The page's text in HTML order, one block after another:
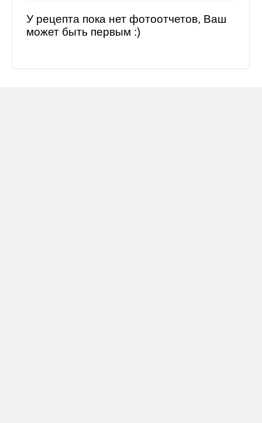
У рецепта пока нет фотоотчетов, Ваш
может быть первым :)